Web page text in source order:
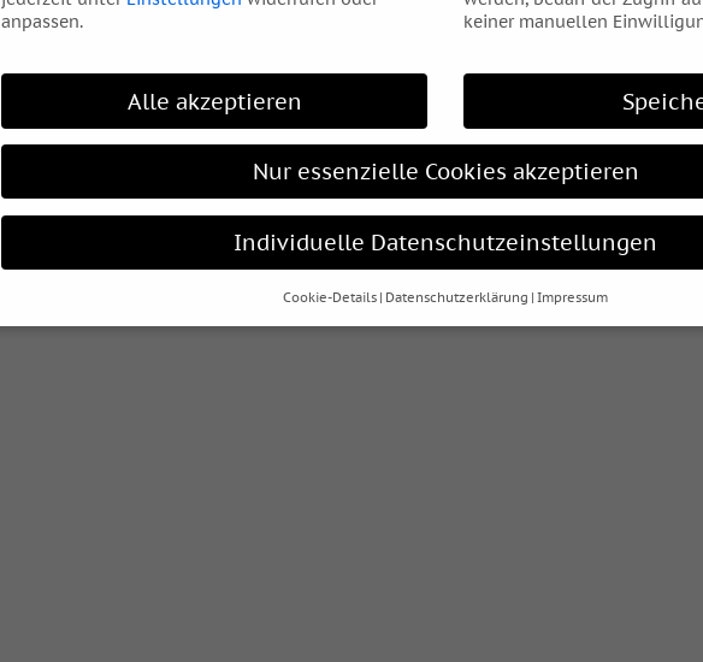
anpassen.
keiner manuellen
Alle akzeptieren
Nur essenzielle Cookies akzeptieren
Individuelle Datenschutzeinstellungen
Cookie-Details Datenschutzerklärung Impressum
Datenschutzeinstellungen
können verarbeitet werden (z. B. IP-Adressen), z. B. für personalisierte Anzeigen